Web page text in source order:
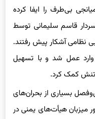
بی‌طرف را ایفا کرده
پس از ترور سردار قاسم سلیمانی توسط
نظامی آشکار پیش رفتند.
عمل شد و با تسهیل
تنش کمک کرد.
بسیاری از بحران‌های
میزبان هیأت‌های یمنی در